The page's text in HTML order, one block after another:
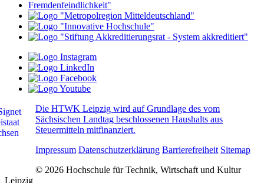
Die HTWK Leipzig wird auf Grundlage des vom
Sächsischen Landtag beschlossenen Haushalts aus
Steuermitteln mitfinanziert.
Impressum Datenschutzerklärung Barrierefreiheit Sitemap
© 2026 Hochschule für Technik, Wirtschaft und Kultur
Leipzig